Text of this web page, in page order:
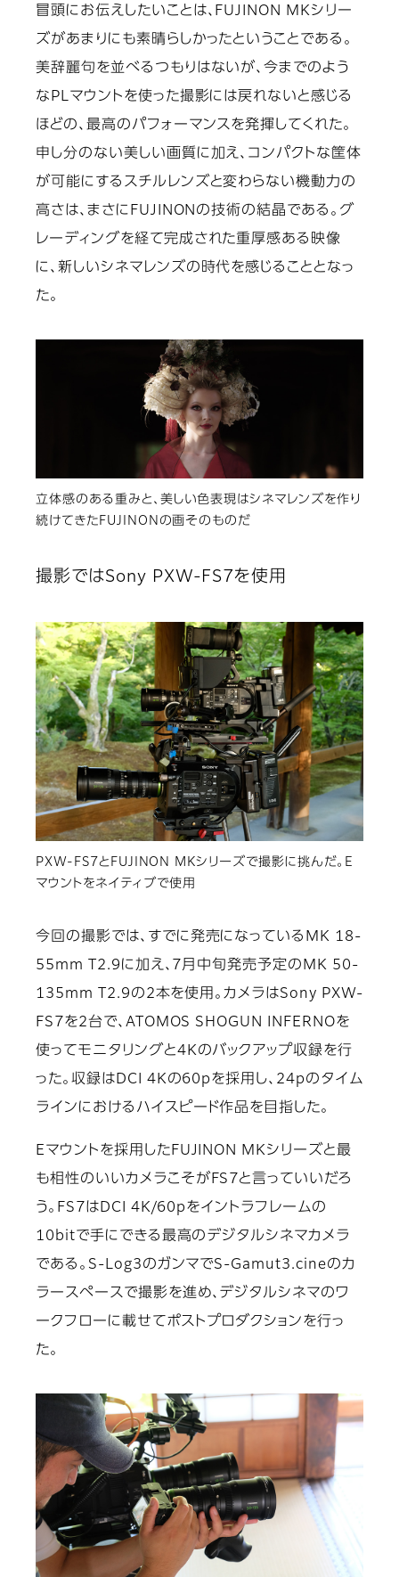
冒頭にお伝えしたいことは、FUJINON MKシリー
ズがあまりにも素晴らしかったということである。
美辞麗句を並べるつもりはないが、今までのよう
なPLマウントを使った撮影には戻れないと感じる
ほどの、最高のパフォーマンスを発揮してくれた。
申し分のない美しい画質に加え、コンパクトな筐体
が可能にするスチルレンズと変わらない機動力の
高さは、まさにFUJINONの技術の結晶である。グ
レーディングを経て完成された重厚感ある映像
に、新しいシネマレンズの時代を感じることとなっ
た。
立体感のある重みと、美しい色表現はシネマレンズを作り
続けてきたFUJINONの画そのものだ
撮影ではSony PXW-FS7を使用
PXW-FS7とFUJINON MKシリーズで撮影に挑んだ。E
マウントをネイティブで使用
今回の撮影では、すでに発売になっているMK 18-
55mm T2.9に加え、7月中旬発売予定のMK 50-
135mm T2.9の2本を使用。カメラはSony PXW-
FS7を2台で、ATOMOS SHOGUN INFERNOを
使ってモニタリングと4Kのバックアップ収録を行
った。収録はDCI 4Kの60pを採用し、24pのタイム
ラインにおけるハイスピード作品を目指した。
Eマウントを採用したFUJINON MKシリーズと最
も相性のいいカメラこそがFS7と言っていいだろ
う。FS7はDCI 4K/60pをイントラフレームの
10bitで手にできる最高のデジタルシネマカメラ
である。S-Log3のガンマでS-Gamut3.cineのカ
ラースペースで撮影を進め、デジタルシネマのワ
ークフローに載せてポストプロダクションを行っ
た。